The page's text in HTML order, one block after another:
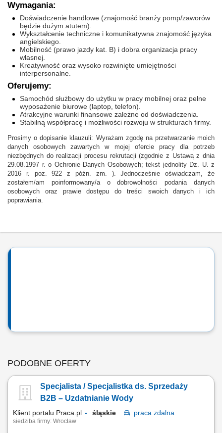
Wymagania:
Doświadczenie handlowe (znajomość branży pomp/zaworów
będzie dużym atutem).
Wykształcenie techniczne i komunikatywna znajomość języka
angielskiego.
Mobilność (prawo jazdy kat. B) i dobra organizacja pracy
własnej.
Kreatywność oraz wysoko rozwinięte umiejętności
interpersonalne.
Oferujemy:
Samochód służbowy do użytku w pracy mobilnej oraz pełne
wyposażenie biurowe (laptop, telefon).
Atrakcyjne warunki finansowe zależne od doświadczenia.
Stabilną współpracę i możliwości rozwoju w strukturach firmy.
Prosimy o dopisanie klauzuli: Wyrażam zgodę na przetwarzanie moich
danych osobowych zawartych w mojej ofercie pracy dla potrzeb
niezbędnych do realizacji procesu rekrutacji (zgodnie z Ustawą z dnia
29.08.1997 r. o Ochronie Danych Osobowych; tekst jednolity Dz. U. z
2016 r. poz. 922 z późn. zm. ). Jednocześnie oświadczam, że
zostałem/am poinformowany/a o dobrowolności podania danych
osobowych oraz prawie dostępu do treści swoich danych i ich
poprawiania.
PODOBNE OFERTY
Specjalista / Specjalistka ds. Sprzedaży
B2B – Uzdatnianie Wody
Klient portalu Praca.pl śląskie praca zdalna
siedziba firmy: Wrocław